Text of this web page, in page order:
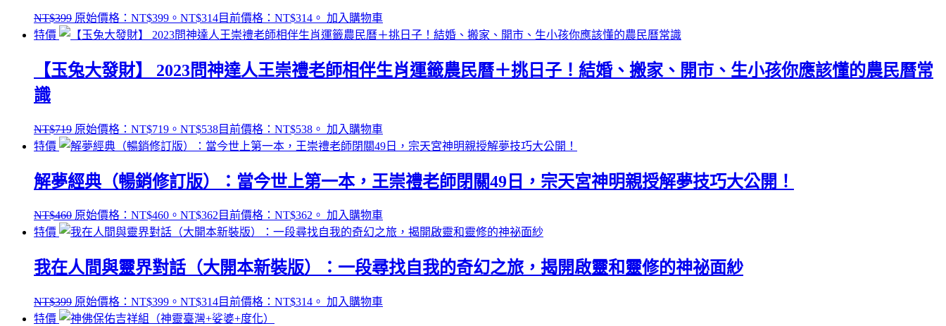
NT$399 原始價格：NT$399。 NT$314目前價格：NT$314。 加入購物車
特價
【玉兔大發財】 2023問神達人王崇禮老師相伴生肖運籤農民曆＋挑日子！結婚、搬家、開市、生小孩你應該懂的農民曆常
識
NT$719 原始價格：NT$719。 NT$538目前價格：NT$538。 加入購物車
特價
解夢經典（暢銷修訂版）：當今世上第一本，王崇禮老師閉關49日，宗天宮神明親授解夢技巧大公開！
NT$460 原始價格：NT$460。 NT$362目前價格：NT$362。 加入購物車
特價
我在人間與靈界對話（大開本新裝版）：一段尋找自我的奇幻之旅，揭開啟靈和靈修的神祕面紗
NT$399 原始價格：NT$399。 NT$314目前價格：NT$314。 加入購物車
特價